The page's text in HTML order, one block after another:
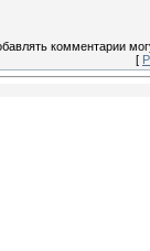
комментарии
[